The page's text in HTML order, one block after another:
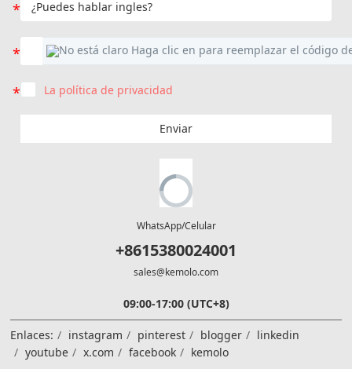
La política de privacidad
Enviar
WhatsApp/Celular
+8615380024001
sales@kemolo.com
09:00-17:00 (UTC+8)
Enlaces: instagram pinterest blogger
linkedin
youtube
x.com facebook kemolo